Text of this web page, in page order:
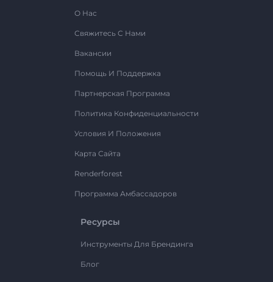
О Нас
Свяжитесь С Нами
Вакансии
Помощь И Поддержка
Партнерская Программа
Политика Конфиденциальности
Условия И Положения
Карта Сайта
Renderforest
Программа Амбассадоров
Ресурсы
Инструменты Для Брендинга
Блог